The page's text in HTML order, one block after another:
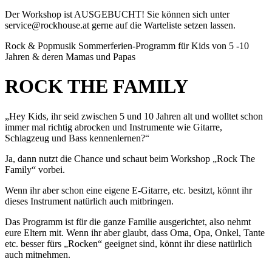
Der Workshop ist AUSGEBUCHT! Sie können sich unter
service@rockhouse.at gerne auf die Warteliste setzen lassen.
Rock & Popmusik Sommerferien-Programm für Kids von 5 -10
Jahren & deren Mamas und Papas
ROCK THE FAMILY
„Hey Kids, ihr seid zwischen 5 und 10 Jahren alt und wolltet schon
immer mal richtig abrocken und Instrumente wie Gitarre,
Schlagzeug und Bass kennenlernen?“
Ja, dann nutzt die Chance und schaut beim Workshop „Rock The
Family“ vorbei.
Wenn ihr aber schon eine eigene E-Gitarre, etc. besitzt, könnt ihr
dieses Instrument natürlich auch mitbringen.
Das Programm ist für die ganze Familie ausgerichtet, also nehmt
eure Eltern mit. Wenn ihr aber glaubt, dass Oma, Opa, Onkel, Tante
etc. besser fürs „Rocken“ geeignet sind, könnt ihr diese natürlich
auch mitnehmen.